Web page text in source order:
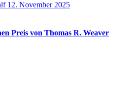
12. November 2025
Preis von Thomas R. Weaver